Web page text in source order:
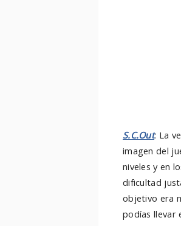
S.C.Out: La
imagen del
niveles y en
dificultad
objetivo era
podías llevar